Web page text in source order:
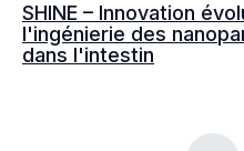
SHINE – Innovation
l'ingénierie des
dans l'intestin